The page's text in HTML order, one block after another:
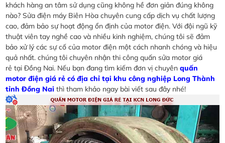
khách hàng an tâm sử dụng cũng không hề đơn giản đúng không
nào? Sửa điện máy Biên Hòa chuyên cung cấp dịch vụ chất lượng
cao, đảm bảo sự hoạt động ổn định của motor điện. Với đội ngũ kỹ
thuật viên tay nghề cao và nhiều kinh nghiệm, chúng tôi sẽ đảm
bảo xử lý các sự cố của motor điện một cách nhanh chóng và hiệu
quả nhất. chúng tôi chuyên nhận thi công quấn sửa motor giá
rẻ tại Đồng Nai. Nếu bạn đang tìm kiếm đơn vị chuyên quấn
motor điện giá rẻ có địa chỉ tại khu công nghiệp Long Thành
tỉnh Đồng Nai thì tham khảo ngay bài viết sau đây nhé!